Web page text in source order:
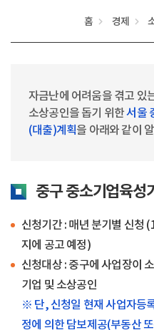
홈 경제
자금난에 어려움을 겪고 있
소상공인을 돕기 위한서울
(대출)계획을 아래와 같이
중구 중소기업육성
신청기간 : 매년 분기별 신청
지에 공고 예정)
신청대상 : 중구에 사업장이
기업 및 소상공인
※ 단, 신청일 현재 사업자등
정에 의한 담보제공(부동산